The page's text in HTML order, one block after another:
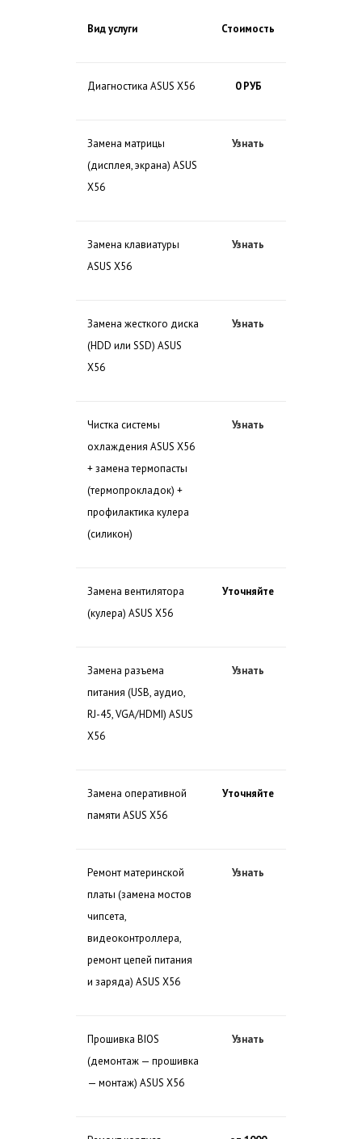
Вид услуги Стоимость
Диагностика ASUS X56 0 РУБ
Замена матрицы
(дисплея, экрана) ASUS
X56
Узнать
Замена клавиатуры
ASUS X56
Узнать
Замена жесткого диска
(HDD или SSD) ASUS
X56
Узнать
Чистка системы
охлаждения ASUS X56
+ замена термопасты
(термопрокладок) +
профилактика кулера
(силикон)
Узнать
Замена вентилятора
(кулера) ASUS X56
Уточняйте
Замена разъема
питания (USB, аудио,
RJ-45, VGA/HDMI) ASUS
X56
Узнать
Замена оперативной
памяти ASUS X56
Уточняйте
Ремонт материнской
платы (замена мостов
чипсета,
видеоконтроллера,
ремонт цепей питания
и заряда) ASUS X56
Узнать
Прошивка BIOS
(демонтаж — прошивка
— монтаж) ASUS X56
Узнать